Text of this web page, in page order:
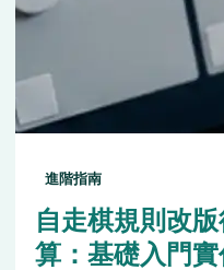
進階指南
自走棋規則改
算：基礎入門